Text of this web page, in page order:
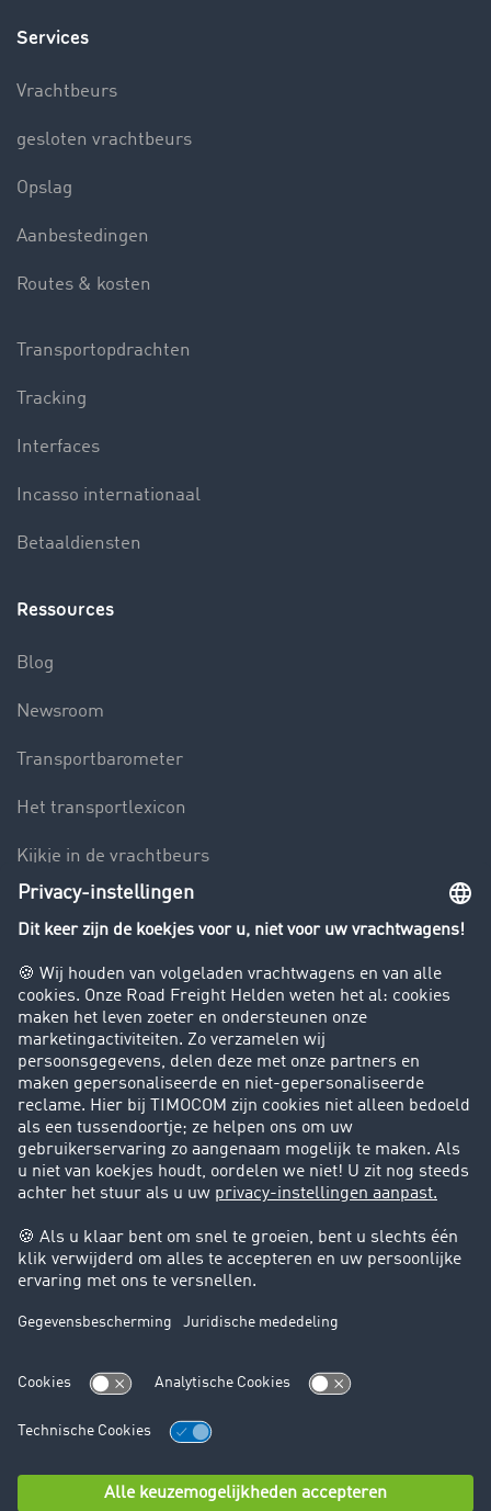
Services
Vrachtbeurs
gesloten vrachtbeurs
Opslag
Aanbestedingen
Routes & kosten
Transportopdrachten
Tracking
Interfaces
Incasso internationaal
Betaaldiensten
Ressources
Blog
Newsroom
Transportbarometer
Het transportlexicon
Kijkje in de vrachtbeurs
Rijverbod voor vrachtwagens
Bedrijf
Success Stories
Klanten werven klanten
Support
Contact
Juridische informatie
Juridische info
Algemene voorwaarden